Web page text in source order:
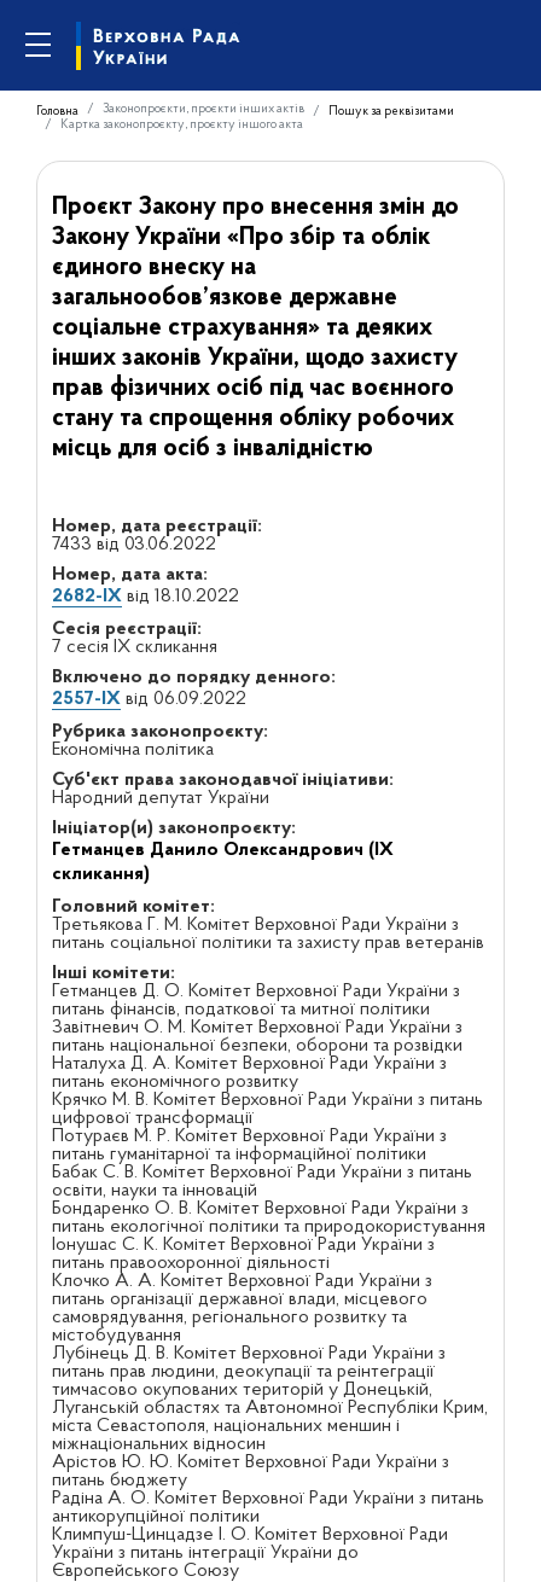
Головна Законопроєкти, проєкти інших актів
Пошук за реквізитами
Картка законопроєкту, проєкту іншого акта
Проєкт Закону про внесення змін до
Закону України «Про збір та облік
єдиного внеску на
загальнообов’язкове державне
соціальне страхування» та деяких
інших законів України, щодо захисту
прав фізичних осіб під час воєнного
стану та спрощення обліку робочих
місць для осіб з інвалідністю
Номер, дата реєстрації:
7433 від 03.06.2022
Номер, дата акта:
2682-IXвід 18.10.2022
Сесія реєстрації:
7 сесія IX скликання
Включено до порядку денного:
2557-IXвід 06.09.2022
Рубрика законопроєкту:
Економічна політика
Суб'єкт права законодавчої ініціативи:
Народний депутат України
Ініціатор(и) законопроєкту:
Гетманцев Данило Олександрович (IX
скликання)
Головний комітет:
Третьякова Г. М. Комітет Верховної Ради України з
питань соціальної політики та захисту прав ветеранів
Інші комітети:
Гетманцев Д. О. Комітет Верховної Ради України з
питань фінансів, податкової та митної політики
Завітневич О. М. Комітет Верховної Ради України з
питань національної безпеки, оборони та розвідки
Наталуха Д. А. Комітет Верховної Ради України з
питань економічного розвитку
Крячко М. В. Комітет Верховної Ради України з питань
цифрової трансформації
Потураєв М. Р. Комітет Верховної Ради України з
питань гуманітарної та інформаційної політики
Бабак С. В. Комітет Верховної Ради України з питань
освіти, науки та інновацій
Бондаренко О. В. Комітет Верховної Ради України з
питань екологічної політики та природокористування
Іонушас С. К. Комітет Верховної Ради України з
питань правоохоронної діяльності
Клочко А. А. Комітет Верховної Ради України з
питань організації державної влади, місцевого
самоврядування, регіонального розвитку та
містобудування
Лубінець Д. В. Комітет Верховної Ради України з
питань прав людини, деокупації та реінтеграції
тимчасово окупованих територій у Донецькій,
Луганській областях та Автономної Республіки Крим,
міста Севастополя, національних меншин і
міжнаціональних відносин
Арістов Ю. Ю. Комітет Верховної Ради України з
питань бюджету
Радіна А. О. Комітет Верховної Ради України з питань
антикорупційної політики
Климпуш-Цинцадзе І. О. Комітет Верховної Ради
України з питань інтеграції України до
Європейського Союзу